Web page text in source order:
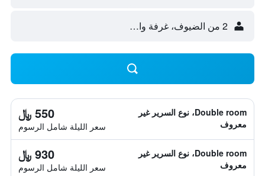
2 من الضيوف، غرفة واحدة
Double room، نوع السرير غير
معروف
550 ﷼
سعر الليلة شامل الرسوم
Double room، نوع السرير غير
معروف
930 ﷼
سعر الليلة شامل الرسوم